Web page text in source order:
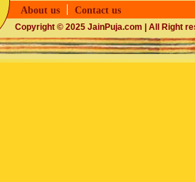
About us Contact us
Copyright © 2025 JainPuja.com | All Right